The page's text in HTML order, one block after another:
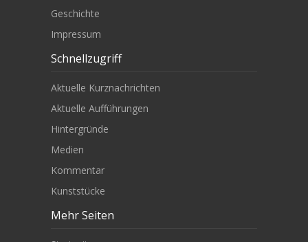
Geschichte
Impressum
Schnellzugriff
Aktuelle Kurznachrichten
Aktuelle Aufführungen
Hintergründe
Medien
Kommentar
Kunststücke
Mehr Seiten